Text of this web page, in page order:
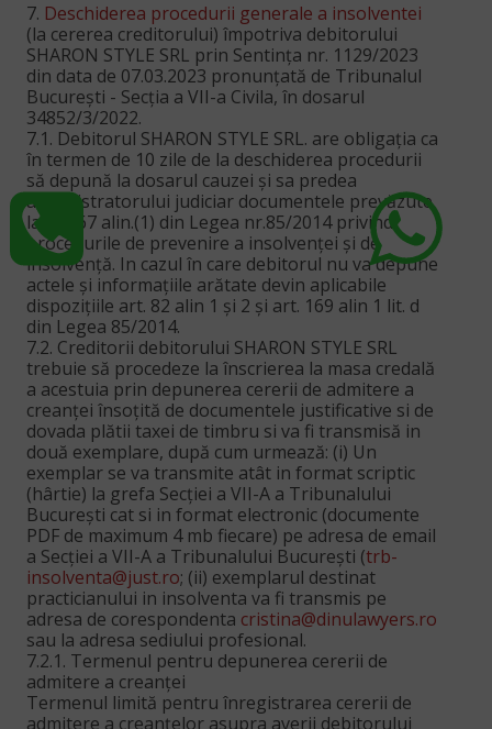
7. Deschiderea procedurii generale a insolventei
(la cererea creditorului) împotriva debitorului
SHARON STYLE SRL prin Sentința nr. 1129/2023
din data de 07.03.2023 pronunțată de Tribunalul
București - Secția a VII-a Civila, în dosarul
34852/3/2022.
7.1. Debitorul SHARON STYLE SRL. are obligația ca
în termen de 10 zile de la deschiderea procedurii
să depună la dosarul cauzei şi sa predea
administratorului judiciar documentele prevăzute
la art. 67 alin.(1) din Legea nr.85/2014 privind
procedurile de prevenire a insolvenței şi de
insolvență. In cazul în care debitorul nu va depune
actele şi informațiile arătate devin aplicabile
dispozițiile art. 82 alin 1 şi 2 şi art. 169 alin 1 lit. d
din Legea 85/2014.
7.2. Creditorii debitorului SHARON STYLE SRL
trebuie să procedeze la înscrierea la masa credală
a acestuia prin depunerea cererii de admitere a
creanței însoțită de documentele justificative si de
dovada plătii taxei de timbru si va fi transmisă in
două exemplare, după cum urmează: (i) Un
exemplar se va transmite atât in format scriptic
(hârtie) la grefa Secției a VII-A a Tribunalului
București cat si in format electronic (documente
PDF de maximum 4 mb fiecare) pe adresa de email
a Secției a VII-A a Tribunalului București (trb-
insolventa@just.ro; (ii) exemplarul destinat
practicianului in insolventa va fi transmis pe
adresa de corespondenta cristina@dinulawyers.ro
sau la adresa sediului profesional.
7.2.1. Termenul pentru depunerea cererii de
admitere a creanței
Termenul limită pentru înregistrarea cererii de
admitere a creanțelor asupra averii debitorului